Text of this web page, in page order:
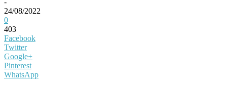
24/08/2022
0
403
Facebook
Twitter
Google+
Pinterest
WhatsApp